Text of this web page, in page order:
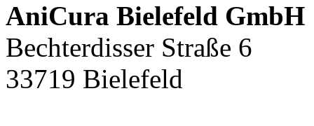
AniCura Bielefeld GmbH
Bechterdisser Straße 6
33719 Bielefeld